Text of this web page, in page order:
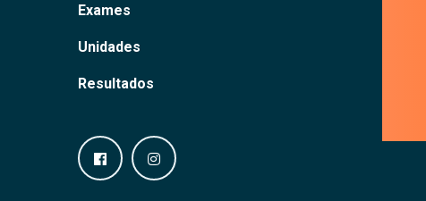
Exames
Unidades
Resultados